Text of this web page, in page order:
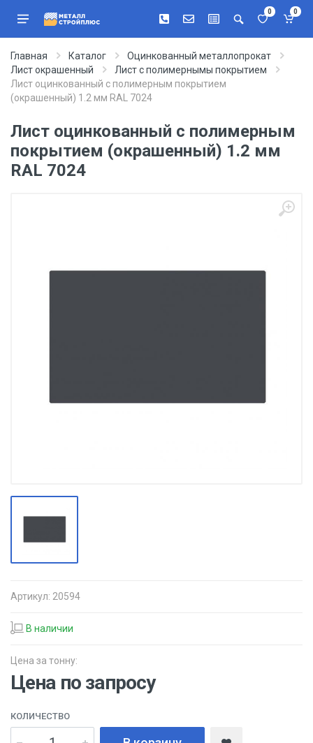
0 0
Главная Каталог
Оцинкованный металлопрокат
Лист окрашенный
Лист с полимернымы покрытием
Лист оцинкованный с полимерным покрытием
(окрашенный) 1.2 мм RAL 7024
Лист оцинкованный с полимерным
покрытием (окрашенный) 1.2 мм
RAL 7024
Артикул: 20594
В наличии
Цена за тонну:
Цена по запросу
КОЛИЧЕСТВО